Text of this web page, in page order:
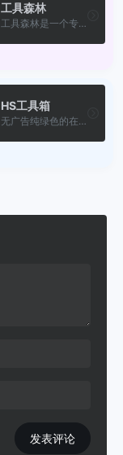
工具森林
工具森林是一个专注于收集和...
HS工具箱
无广告纯绿色的在线万能工具...
发表评论